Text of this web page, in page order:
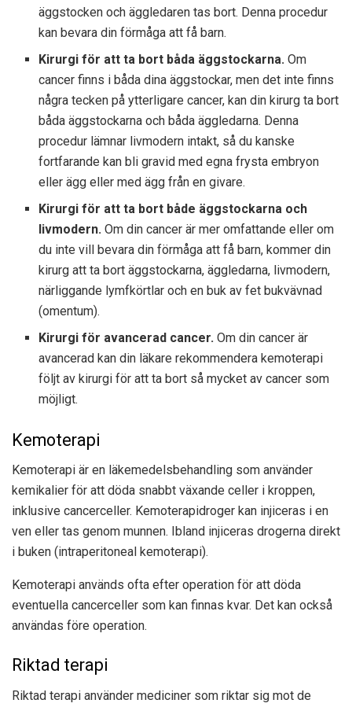
äggstocken och äggledaren tas bort. Denna procedur
kan bevara din förmåga att få barn.
Kirurgi för att ta bort båda äggstockarna. Om
cancer finns i båda dina äggstockar, men det inte finns
några tecken på ytterligare cancer, kan din kirurg ta bort
båda äggstockarna och båda äggledarna. Denna
procedur lämnar livmodern intakt, så du kanske
fortfarande kan bli gravid med egna frysta embryon
eller ägg eller med ägg från en givare.
Kirurgi för att ta bort både äggstockarna och
livmodern. Om din cancer är mer omfattande eller om
du inte vill bevara din förmåga att få barn, kommer din
kirurg att ta bort äggstockarna, äggledarna, livmodern,
närliggande lymfkörtlar och en buk av fet bukvävnad
(omentum).
Kirurgi för avancerad cancer. Om din cancer är
avancerad kan din läkare rekommendera kemoterapi
följt av kirurgi för att ta bort så mycket av cancer som
möjligt.
Kemoterapi
Kemoterapi är en läkemedelsbehandling som använder
kemikalier för att döda snabbt växande celler i kroppen,
inklusive cancerceller. Kemoterapidroger kan injiceras i en
ven eller tas genom munnen. Ibland injiceras drogerna direkt
i buken (intraperitoneal kemoterapi).
Kemoterapi används ofta efter operation för att döda
eventuella cancerceller som kan finnas kvar. Det kan också
användas före operation.
Riktad terapi
Riktad terapi använder mediciner som riktar sig mot de